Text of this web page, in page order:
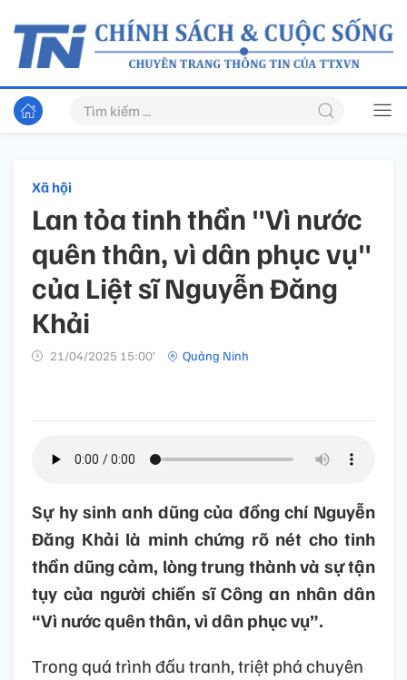
Xã hội
Lan tỏa tinh thần "Vì nước
quên thân, vì dân phục vụ"
của Liệt sĩ Nguyễn Đăng
Khải
21/04/2025 15:00’ Quảng Ninh
Sự hy sinh anh dũng của đồng chí Nguyễn
Đăng Khải là minh chứng rõ nét cho tinh
thần dũng cảm, lòng trung thành và sự tận
tụy của người chiến sĩ Công an nhân dân
“Vì nước quên thân, vì dân phục vụ”.
Trong quá trình đấu tranh, triệt phá chuyên